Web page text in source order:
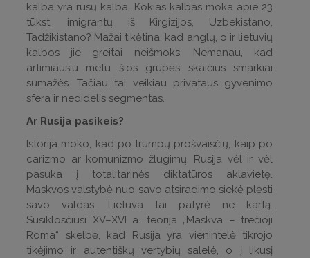
kalba yra rusų kalba. Kokias kalbas moka apie 23
tūkst. imigrantų iš Kirgizijos, Uzbekistano,
Tadžikistano? Mažai tikėtina, kad anglų, o ir lietuvių
kalbos jie greitai neišmoks. Nemanau, kad
artimiausiu metu šios grupės skaičius smarkiai
sumažės. Tačiau tai veikiau privataus gyvenimo
sfera ir nedidelis segmentas.
Ar Rusija pasikeis?
Istorija moko, kad po trumpų prošvaisčių, kaip po
carizmo ar komunizmo žlugimų, Rusija vėl ir vėl
pasuka į totalitarinės diktatūros aklavietę.
Maskvos valstybė nuo savo atsiradimo siekė plėsti
savo valdas, Lietuva tai patyrė ne kartą.
Susiklosčiusi XV–XVI a. teorija „Maskva – trečioji
Roma“ skelbė, kad Rusija yra vienintelė tikrojo
tikėjimo ir autentiškų vertybių salelė, o į likusį